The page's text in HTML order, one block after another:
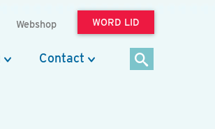
Webshop WORD LID
Contact